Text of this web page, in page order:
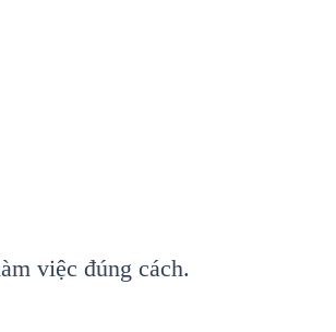
àm việc đúng cách.